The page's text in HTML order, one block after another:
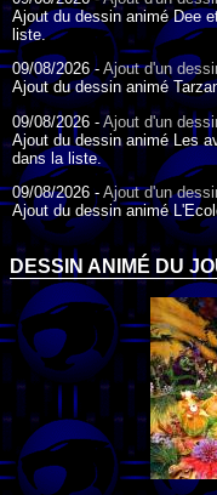
Ajout du dessin animé Dee
liste.
09/08/2026 - Ajout d'un
Ajout du dessin animé
09/08/2026 - Ajout d'un
Ajout du dessin animé Les
dans la liste.
09/08/2026 - Ajout d'un
Ajout du dessin animé
09/08/2026 -Ajout d'un
Ajout du dessin animé
09/08/2026 -Ajout d'un
Ajout du dessin animé
09/08/2026 - Ajout d'un
Ajout du dessin animé Tom
Ajout d'un
Ajout du dessin animé
DESSIN ANIMÉ DU